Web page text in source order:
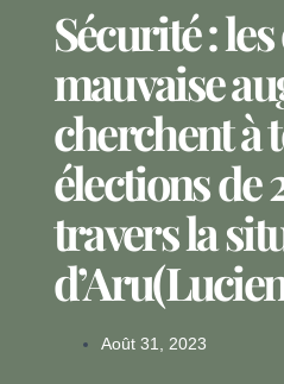
Sécurité :
mauvaise
cherchent à
élections de
travers la
Août 31, 2023